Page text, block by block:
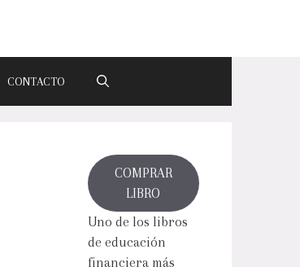
CONTACTO
COMPRAR
LIBRO
Uno de los libros
de educación
financiera más